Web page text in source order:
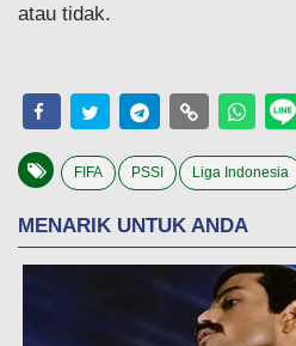
atau tidak.
FIFA PSSI Liga Indonesia